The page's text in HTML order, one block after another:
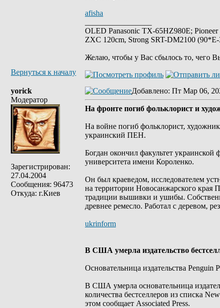
afisha
OLED Panasonic TX-65HZ980E;
ZXC 120cm, Strong SRT-DM2100
Желаю, чтобы у Вас сбылось то, чего
Вернуться к началу
yorick
Модератор
Зарегистрирован:
27.04.2004
Сообщения: 96473
Откуда: г.Киев
Добавлено: Пт Мар 06,
На фронте погиб фольклорист и
На войне погиб фольклорист,
украинский ПЕН.
Богдан окончил факультет
университета имени Короленко.
Он был краеведом, исследователем
на территории Новосанжарского края
традиции вышивки и ушибы.
древнее ремесло. Работал с деревом,
ukrinform
В США умерла издательство
Основательница издательства Penguin
В США умерла основательница
количества бестселлеров из списка
этом сообщает Associated Press.